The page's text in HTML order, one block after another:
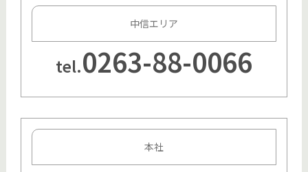
中信エリア
tel.0263-88-0066
本社